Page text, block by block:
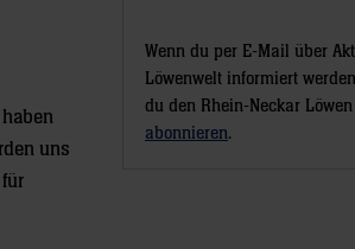
uns
Wenn du per E-Mail über
Löwenwelt informiert
du den Rhein-Neckar
abonnieren.